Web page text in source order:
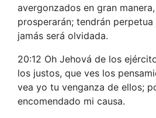
avergonzados en gran
prosperarán; tendrán
jamás será olvidada.
20:12 Oh Jehová de los
los justos, que ves los
vea yo tu venganza de ellos;
encomendado mi causa.